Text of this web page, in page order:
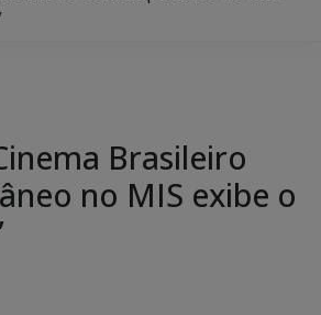
Brasileiro
no MIS exibe o